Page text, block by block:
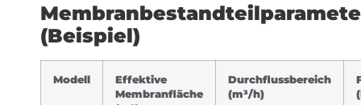
(Beispiel)
Modell
Effektive
Membranfläche
Durchflussbereich
(m³/h)